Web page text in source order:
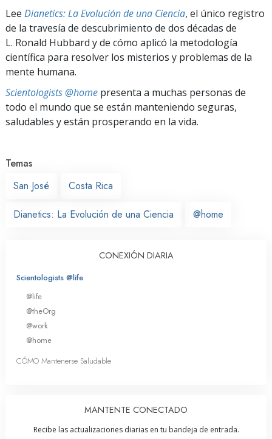
Lee Dianetics: La Evolución de una Ciencia, el único registro
de la travesía de descubrimiento de dos décadas de
L. Ronald Hubbard y de cómo aplicó la metodología
científica para resolver los misterios y problemas de la
mente humana.
Scientologists @home presenta a muchas personas de
todo el mundo que se están manteniendo seguras,
saludables y están prosperando en la vida.
Temas
San José
Costa Rica
Dianetics: La Evolución de una Ciencia @home
CONEXIÓN DIARIA
Scientologists @life
@life
@theOrg
@work
@home
CÓMO Mantenerse Saludable
MANTENTE CONECTADO
Recibe las actualizaciones diarias en tu bandeja de entrada.